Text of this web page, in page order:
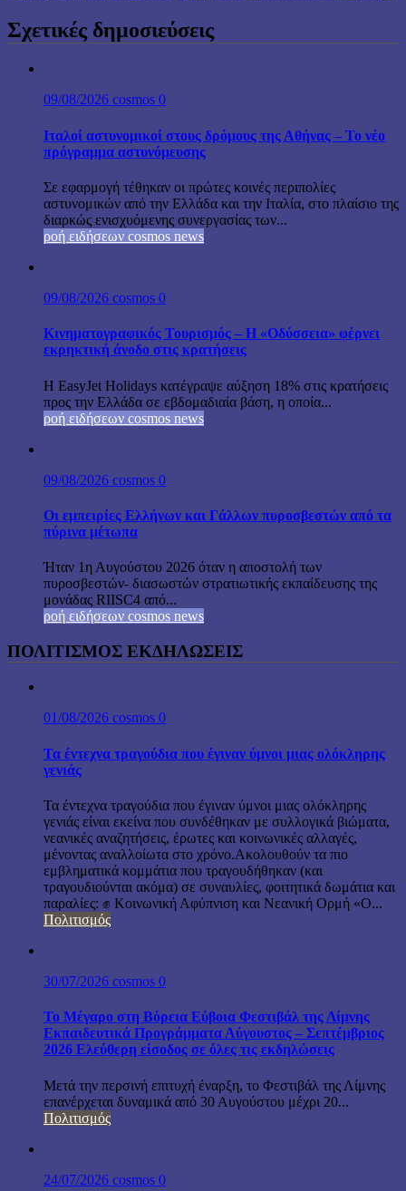
Σχετικές δημοσιεύσεις
09/08/2026 cosmos 0
Ιταλοί αστυνομικοί στους δρόμους της Αθήνας – Το νέο
πρόγραμμα αστυνόμευσης
Σε εφαρμογή τέθηκαν οι πρώτες κοινές περιπολίες
αστυνομικών από την Ελλάδα και την Ιταλία, στο πλαίσιο της
διαρκώς ενισχυόμενης συνεργασίας των...
ροή ειδήσεων cosmos news
09/08/2026 cosmos 0
Κινηματογραφικός Τουρισμός – Η «Οδύσσεια» φέρνει
εκρηκτική άνοδο στις κρατήσεις
Η EasyJet Holidays κατέγραψε αύξηση 18% στις κρατήσεις
προς την Ελλάδα σε εβδομαδιαία βάση, η οποία...
ροή ειδήσεων cosmos news
09/08/2026 cosmos 0
Οι εμπειρίες Ελλήνων και Γάλλων πυροσβεστών από τα
πύρινα μέτωπα
Ήταν 1η Αυγούστου 2026 όταν η αποστολή των
πυροσβεστών- διασωστών στρατιωτικής εκπαίδευσης της
μονάδας RIISC4 από...
ροή ειδήσεων cosmos news
ΠΟΛΙΤΙΣΜΟΣ ΕΚΔΗΛΩΣΕΙΣ
01/08/2026 cosmos 0
Τα έντεχνα τραγούδια που έγιναν ύμνοι μιας ολόκληρης
γενιάς
Τα έντεχνα τραγούδια που έγιναν ύμνοι μιας ολόκληρης
γενιάς είναι εκείνα που συνδέθηκαν με συλλογικά βιώματα,
νεανικές αναζητήσεις, έρωτες και κοινωνικές αλλαγές,
μένοντας αναλλοίωτα στο χρόνο.Ακολουθούν τα πιο
εμβληματικά κομμάτια που τραγουδήθηκαν (και
τραγουδιούνται ακόμα) σε συναυλίες, φοιτητικά δωμάτια και
παραλίες: ✊ Κοινωνική Αφύπνιση και Νεανική Ορμή «Ο...
Πολιτισμός
30/07/2026 cosmos 0
Το Μέγαρο στη Βόρεια Εύβοια Φεστιβάλ της Λίμνης
Εκπαιδευτικά Προγράμματα Αύγουστος – Σεπτέμβριος
2026 Ελεύθερη είσοδος σε όλες τις εκδηλώσεις
Μετά την περσινή επιτυχή έναρξη, το Φεστιβάλ της Λίμνης
επανέρχεται δυναμικά από 30 Αυγούστου μέχρι 20...
Πολιτισμός
24/07/2026 cosmos 0